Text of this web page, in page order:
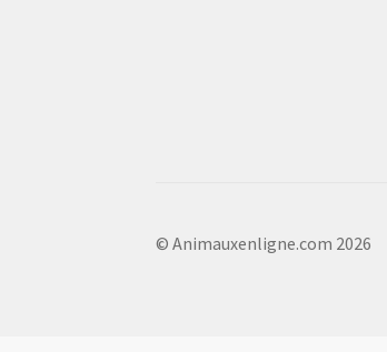
© Animauxenligne.com 2026